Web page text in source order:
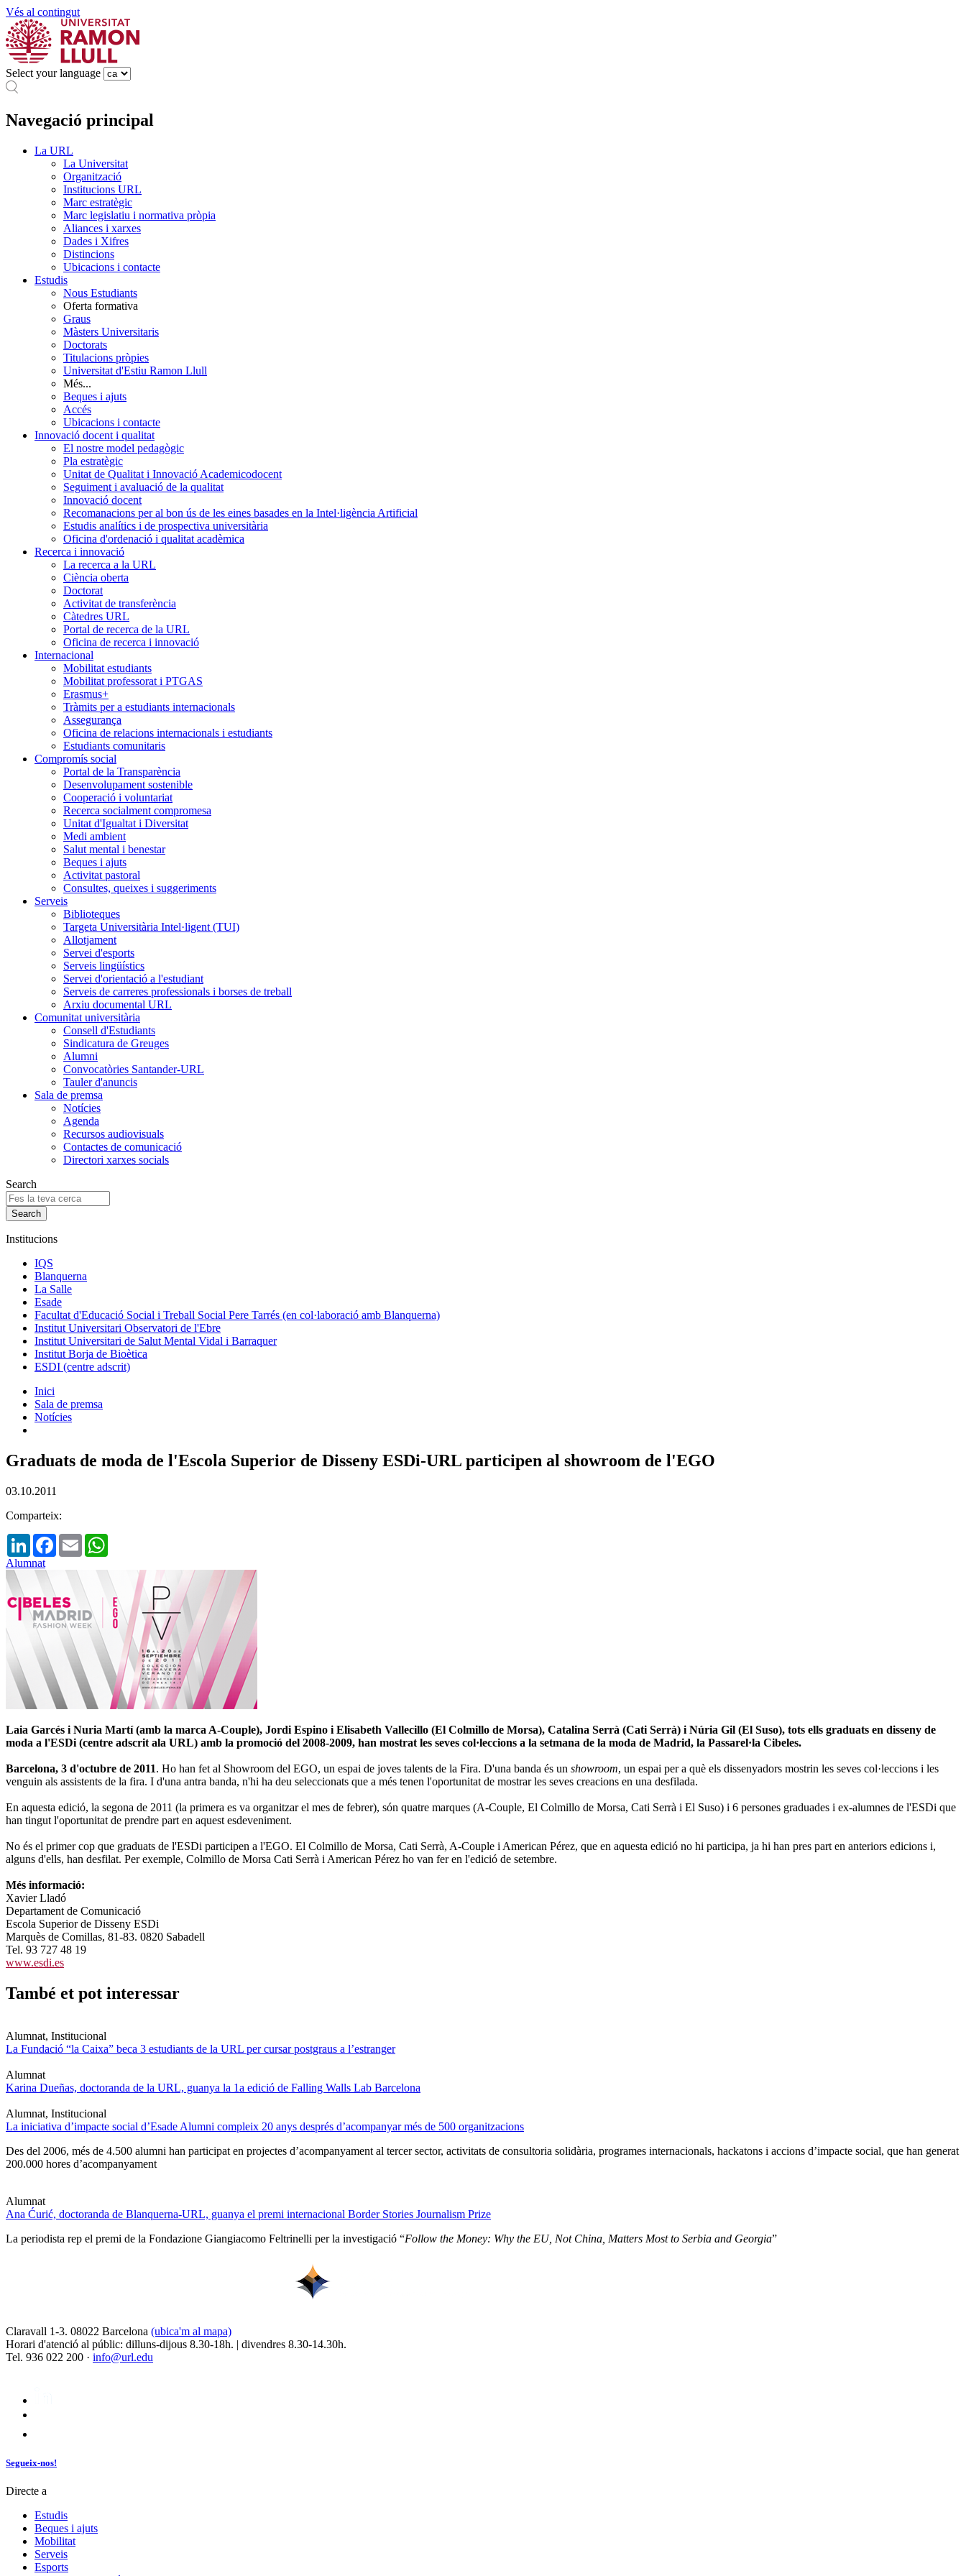
Vés al contingut
Select your language
Navegació principal
La URL
La Universitat
Organització
Institucions URL
Marc estratègic
Marc legislatiu i normativa pròpia
Aliances i xarxes
Dades i Xifres
Distincions
Ubicacions i contacte
Estudis
Nous Estudiants
Oferta formativa
Graus
Màsters Universitaris
Doctorats
Titulacions pròpies
Universitat d'Estiu Ramon Llull
Més...
Beques i ajuts
Accés
Ubicacions i contacte
Innovació docent i qualitat
El nostre model pedagògic
Pla estratègic
Unitat de Qualitat i Innovació Academicodocent
Seguiment i avaluació de la qualitat
Innovació docent
Recomanacions per al bon ús de les eines basades en la Intel·ligència Artificial
Estudis analítics i de prospectiva universitària
Oficina d'ordenació i qualitat acadèmica
Recerca i innovació
La recerca a la URL
Ciència oberta
Doctorat
Activitat de transferència
Càtedres URL
Portal de recerca de la URL
Oficina de recerca i innovació
Internacional
Mobilitat estudiants
Mobilitat professorat i PTGAS
Erasmus+
Tràmits per a estudiants internacionals
Assegurança
Oficina de relacions internacionals i estudiants
Estudiants comunitaris
Compromís social
Portal de la Transparència
Desenvolupament sostenible
Cooperació i voluntariat
Recerca socialment compromesa
Unitat d'Igualtat i Diversitat
Medi ambient
Salut mental i benestar
Beques i ajuts
Activitat pastoral
Consultes, queixes i suggeriments
Serveis
Biblioteques
Targeta Universitària Intel·ligent (TUI)
Allotjament
Servei d'esports
Serveis lingüístics
Servei d'orientació a l'estudiant
Serveis de carreres professionals i borses de treball
Arxiu documental URL
Comunitat universitària
Consell d'Estudiants
Sindicatura de Greuges
Alumni
Convocatòries Santander-URL
Tauler d'anuncis
Sala de premsa
Notícies
Agenda
Recursos audiovisuals
Contactes de comunicació
Directori xarxes socials
Search
Institucions
IQS
Blanquerna
La Salle
Esade
Facultat d'Educació Social i Treball Social Pere Tarrés (en col·laboració amb Blanquerna)
Institut Universitari Observatori de l'Ebre
Institut Universitari de Salut Mental Vidal i Barraquer
Institut Borja de Bioètica
ESDI (centre adscrit)
Inici
Sala de premsa
Notícies
Graduats de moda de l'Escola Superior de Disseny ESDi-URL participen al showroom de l'EGO
03.10.2011
Comparteix:
LinkedInFacebook
Email
Alumnat
Laia Garcés i Nuria Martí (amb la marca A-Couple), Jordi Espino i Elisabeth Vallecillo (El Colmillo de Morsa), Catalina Serrà (Cati Serrà) i Núria Gil (El Suso), tots ells graduats en disseny de
moda a l'ESDi (centre adscrit ala URL) amb la promoció del 2008-2009, han mostrat les seves col·leccions a la setmana de la moda de Madrid, la Passarel·la Cibeles.
Barcelona, 3 d'octubre de 2011. Ho han fet al Showroom del EGO, un espai de joves talents de la Fira. D'una banda és un showroom, un espai per a què els dissenyadors mostrin les seves col·leccions i les
venguin als assistents de la fira. I d'una antra banda, n'hi ha deu seleccionats que a més tenen l'oportunitat de mostrar les seves creacions en una desfilada.
En aquesta edició, la segona de 2011 (la primera es va organitzar el mes de febrer), són quatre marques (A-Couple, El Colmillo de Morsa, Cati Serrà i El Suso) i 6 persones graduades i ex-alumnes de l'ESDi que
han tingut l'oportunitat de prendre part en aquest esdeveniment.
No és el primer cop que graduats de l'ESDi participen a l'EGO. El Colmillo de Morsa, Cati Serrà, A-Couple i American Pérez, que en aquesta edició no hi participa, ja hi han pres part en anteriors edicions i,
alguns d'ells, han desfilat. Per exemple, Colmillo de Morsa Cati Serrà i American Pérez ho van fer en l'edició de setembre.
Més informació:
Xavier Lladó
Departament de Comunicació
Escola Superior de Disseny ESDi
Marquès de Comillas, 81-83. 0820 Sabadell
Tel. 93 727 48 19
www.esdi.es
També et pot interessar
Alumnat, Institucional
La Fundació “la Caixa” beca 3 estudiants de la URL per cursar postgraus a l’estranger
Alumnat
Karina Dueñas, doctoranda de la URL, guanya la 1a edició de Falling Walls Lab Barcelona
Alumnat, Institucional
La iniciativa d’impacte social d’Esade Alumni compleix 20 anys després d’acompanyar més de 500 organitzacions
Des del 2006, més de 4.500 alumni han participat en projectes d’acompanyament al tercer sector, activitats de consultoria solidària, programes internacionals, hackatons i accions d’impacte social, que han generat
200.000 hores d’acompanyament
Alumnat
Ana Ćurić, doctoranda de Blanquerna-URL, guanya el premi internacional Border Stories Journalism Prize
La periodista rep el premi de la Fondazione Giangiacomo Feltrinelli per la investigació “Follow the Money: Why the EU, Not China, Matters Most to Serbia and Georgia”
Claravall 1-3. 08022 Barcelona (ubica'm al mapa)
Horari d'atenció al públic: dilluns-dijous 8.30-18h. | divendres 8.30-14.30h.
Tel. 936 022 200 · info@url.edu
Segueix-nos!
Directe a
Estudis
Beques i ajuts
Mobilitat
Serveis
Esports